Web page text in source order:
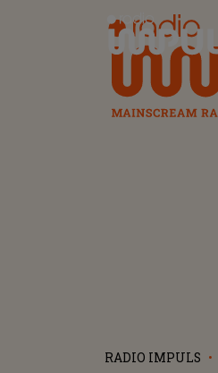
Radio Impuls
RADIO IMPULS